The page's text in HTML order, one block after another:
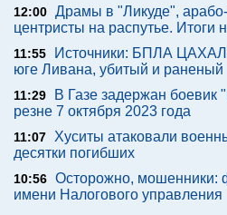
12:00 Драмы в "Ликуде",
центристы на распутье. Итоги
11:55
Источники: БПЛА
юге Ливана, убитый и раненый
11:29
В Газе задержан боевик
резне 7 октября 2023 года
11:07
Хуситы атаковали
десятки погибших
10:56 Осторожно, мошенники:
имени Налогового управления